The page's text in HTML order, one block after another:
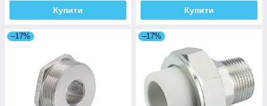
Купити Купити
–17% –17%